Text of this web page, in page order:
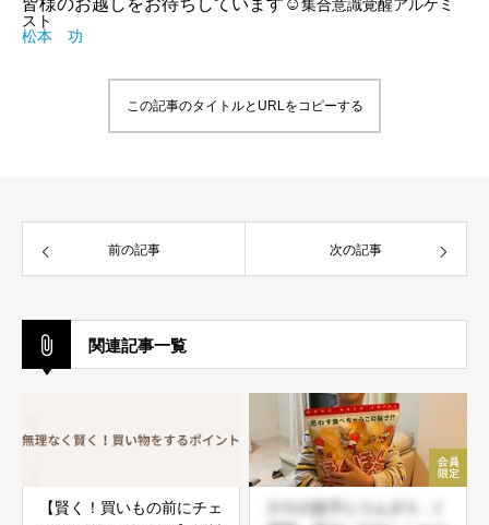
集合意識覚醒アルケミ
スト
松本 功
この記事のタイトルとURLをコピーする
前の記事 次の記事
関連記事一覧
【賢く！買いもの前にチェ
小５の息子にうんざり…1